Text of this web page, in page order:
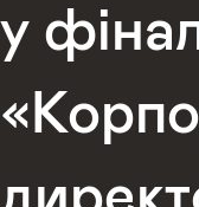
у